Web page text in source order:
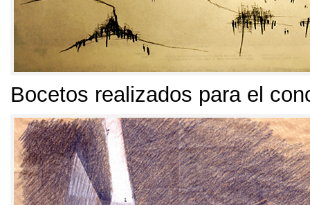
Bocetos realizados para el